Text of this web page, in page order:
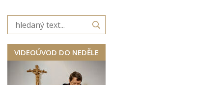
VIDEOÚVOD DO NEDĚLE